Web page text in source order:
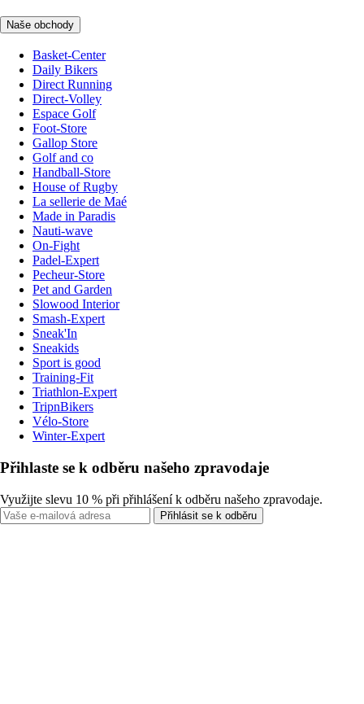
Naše obchody
Basket-Center
Daily Bikers
Direct Running
Direct-Volley
Espace Golf
Foot-Store
Gallop Store
Golf and co
Handball-Store
House of Rugby
La sellerie de Maé
Made in Paradis
Nauti-wave
On-Fight
Padel-Expert
Pecheur-Store
Pet and Garden
Slowood Interior
Smash-Expert
Sneak'In
Sneakids
Sport is good
Training-Fit
Triathlon-Expert
TripnBikers
Vélo-Store
Winter-Expert
Přihlaste se k odběru našeho zpravodaje
Využijte slevu 10 % při přihlášení k odběru našeho zpravodaje.
Přihlásit se k odběru